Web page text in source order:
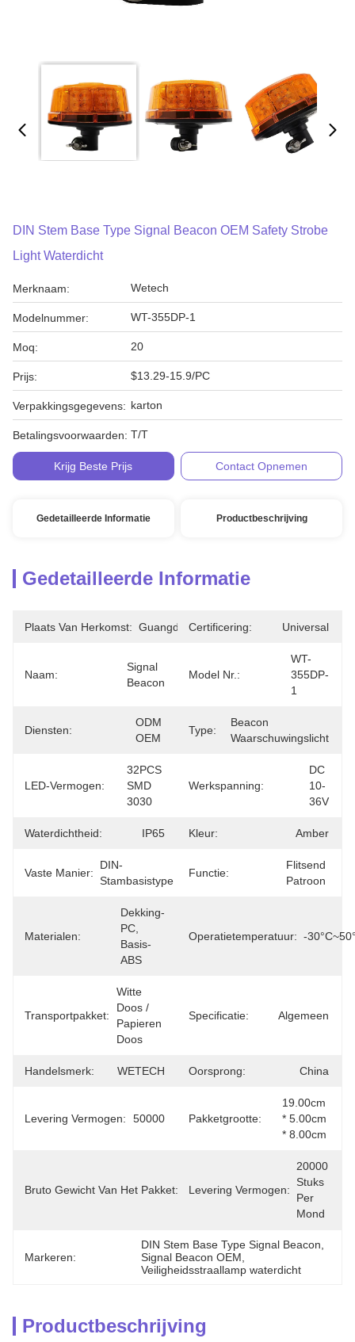
DIN Stem Base Type Signal Beacon OEM Safety Strobe
Light Waterdicht
Merknaam: Wetech
Modelnummer: WT-355DP-1
Moq: 20
Prijs: $13.29-15.9/PC
Verpakkingsgegevens: karton
Betalingsvoorwaarden: T/T
Krijg Beste Prijs Contact Opnemen
Gedetailleerde Informatie Productbeschrijving
Gedetailleerde Informatie
Plaats Van Herkomst: GuangdongCertificering: Universal
Naam:
Signal
Beacon
Model Nr.:
WT-
355DP-
1
Diensten:
ODM
OEM
Type:
Beacon
Waarschuwingslicht
LED-Vermogen:
32PCS
SMD
3030
Werkspanning:
DC
10-
36V
Waterdichtheid: IP65 Kleur: Amber
Vaste Manier:
DIN-
Stambasistype
Functie:
Flitsend
Patroon
Materialen:
Dekking-
PC,
Basis-
ABS
Operatietemperatuur: -
Transportpakket:
Witte
Doos /
Papieren
Doos
Specificatie: Algemeen
Handelsmerk: WETECH Oorsprong: China
Levering Vermogen: 50000 Pakketgrootte:
19.00cm
* 5.00cm
* 8.00cm
Bruto Gewicht Van Het Pakket:
Kg
Levering Vermogen:
20000
Stuks
Per
Mond
Markeren:
DIN Stem Base Type Signal Beacon
Signal Beacon OEM
Veiligheidsstraallamp waterdicht
Productbeschrijving